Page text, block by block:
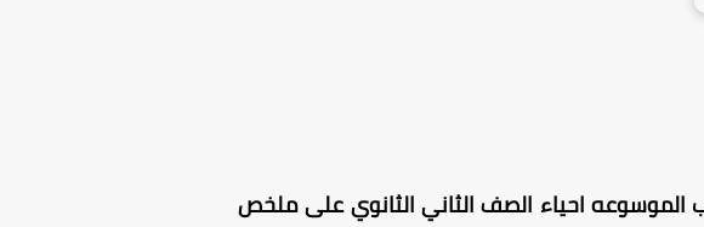
الموسوعه احياء الصف الثاني الثانوي على ملخص